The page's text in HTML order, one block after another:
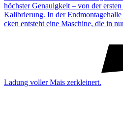
höchster Genau­ig­keit – von der
Kali­brie­rung. In der
cken entsteht eine Maschine, die in
Ladung voller Mais zerklei­nert.